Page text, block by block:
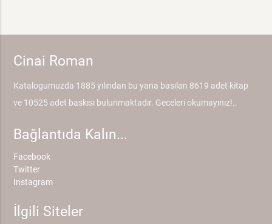
Cinai Roman
Katalogumuzda 1885 yılından bu yana basılan 8619 adet kitap
ve 10525 adet baskısı bulunmaktadır. Geceleri okumayınız!..
Bağlantıda Kalın...
Facebook
Twitter
Instagram
İlgili Siteler